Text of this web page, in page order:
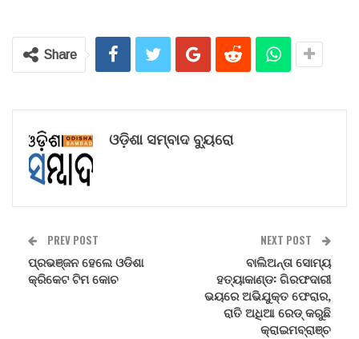
Share
ଓଡ଼ିଶା ସମ୍ବାଦ ବ୍ୟୁରୋ
PREV POST
ପ୍ରଭଞ୍ଜନ ହେଲେ ଓଡିଶା
କ୍ରିକେଟ ଟିମ କୋଚ
NEXT POST
ବାଲିଅନ୍ତା ସୋମ୍ୟ
ହତ୍ୟାକାଣ୍ଡ: ଗିରଫଦାରୀ
ଭୟରେ ଅଭିଯୁକ୍ତ ଫେରାର,
ରାତି ଅଧିଆ ରେଡ୍‌ କରୁଛି
କ୍ରାଇମବ୍ରାଞ୍ଚ